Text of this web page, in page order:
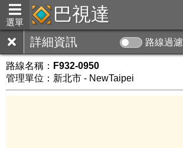
選單 巴視達
詳細資訊 路線過濾
路線名稱： F932-0950
管理單位：新北市 - NewTaipei